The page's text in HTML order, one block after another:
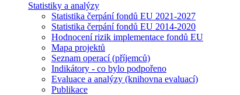
Statistiky a analýzy
Statistika čerpání fondů EU 2021-2027
Statistika čerpání fondů EU 2014-2020
Hodnocení rizik implementace fondů EU
Mapa projektů
Seznam operací (příjemců)
Indikátory - co bylo podpořeno
Evaluace a analýzy (knihovna evaluací)
Publikace